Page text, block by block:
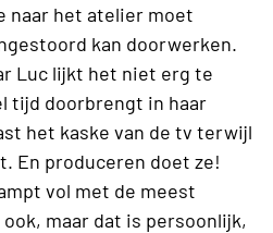
naar het atelier moet
kan doorwerken.
Luc lijkt het niet erg te
tijd doorbrengt in haar
het kaske van de tv terwijl
En produceren doet ze!
vol met de meest
maar dat is persoonlijk,